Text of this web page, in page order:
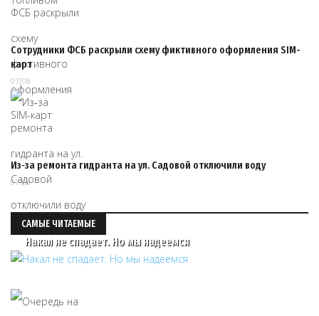
Сотрудники ФСБ раскрыли схему фиктивного оформления SIM-
карт
07/08
Из‑за ремонта гидранта на ул. Садовой отключили воду
07/08
САМЫЕ ЧИТАЕМЫЕ
Накал не спадает. Но мы надеемся